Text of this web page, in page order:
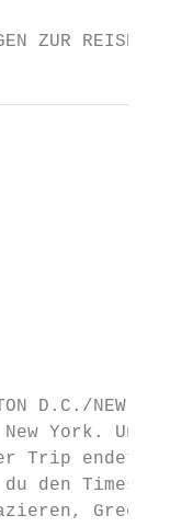
REISE?
D.C./NEW
York.
Trip endet
den Times